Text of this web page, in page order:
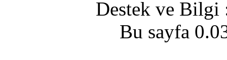
Destek ve
Bu sayfa